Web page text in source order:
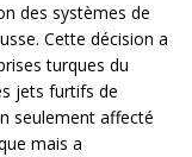
des systèmes de
Cette décision a
turques du
jets furtifs de
seulement affecté
mais a